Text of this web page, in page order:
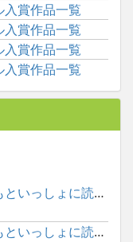
賞作品一覧
賞作品一覧
賞作品一覧
賞作品一覧
令和８年度版「毎月２３日は子どもといっしょに読書の日」ポスタ...
令和８年度版「毎月２３日は子どもといっしょに読書の日」ポスタ...